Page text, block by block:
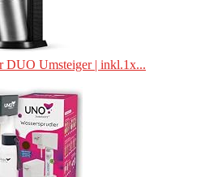
DUO Umsteiger | inkl.1x...